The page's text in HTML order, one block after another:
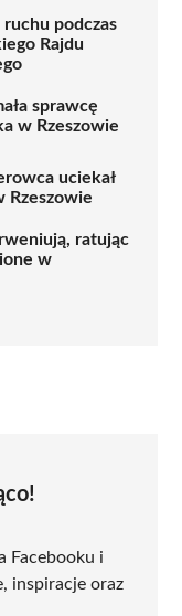
podczas
Rajdu
sprawcę
w Rzeszowie
uciekał
Rzeszowie
ratując
w
Facebooku i
inspiracje oraz